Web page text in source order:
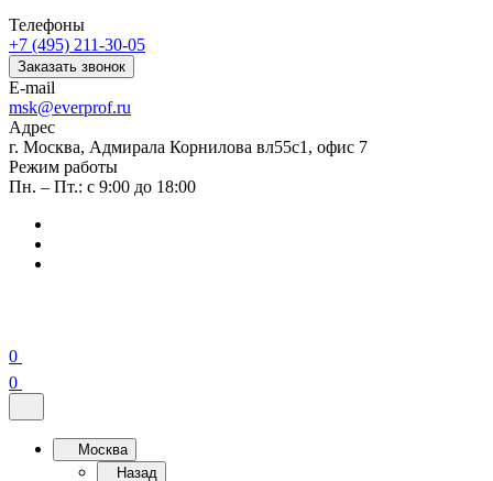
Телефоны
+7 (495) 211-30-05
Заказать звонок
E-mail
msk@everprof.ru
Адрес
г. Москва, Адмирала Корнилова вл55с1, офис 7
Режим работы
Пн. – Пт.: с 9:00 до 18:00
0
0
Москва
Назад